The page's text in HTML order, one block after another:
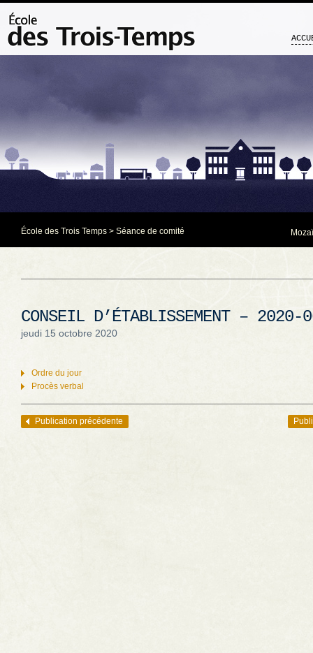
École des Trois Temps > Séance de comité
CONSEIL D’ÉTABLISSEMENT – 2020-
jeudi 15 octobre 2020
Ordre du jour
Procès verbal
Navigation des articles
Publication précédente